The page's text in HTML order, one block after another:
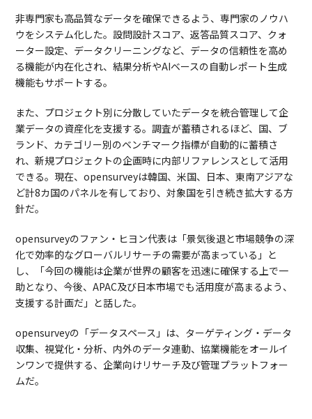
非専門家も高品質なデータを確保できるよう、専門家のノウハ
ウをシステム化した。設問設計スコア、返答品質スコア、クォ
ーター設定、データクリーニングなど、データの信頼性を高め
る機能が内在化され、結果分析やAIベースの自動レポート生成
機能もサポートする。
また、プロジェクト別に分散していたデータを統合管理して企
業データの資産化を支援する。調査が蓄積されるほど、国、ブ
ランド、カテゴリー別のベンチマーク指標が自動的に蓄積さ
れ、新規プロジェクトの企画時に内部リファレンスとして活用
できる。現在、opensurveyは韓国、米国、日本、東南アジアな
ど計8カ国のパネルを有しており、対象国を引き続き拡大する方
針だ。
opensurveyのファン・ヒヨン代表は「景気後退と市場競争の深
化で効率的なグローバルリサーチの需要が高まっている」と
し、「今回の機能は企業が世界の顧客を迅速に確保する上で一
助となり、今後、APAC及び日本市場でも活用度が高まるよう、
支援する計画だ」と話した。
opensurveyの「データスペース」は、ターゲティング・データ
収集、視覚化・分析、内外のデータ連動、協業機能をオールイ
ンワンで提供する、企業向けリサーチ及び管理プラットフォー
ムだ。